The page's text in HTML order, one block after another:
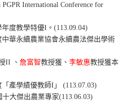
PGPR International Conference for
度教學特優I。 (113.09.04)
中華永續農業協會永續農法傑出學術
II 、 詹富智教授獲、 李敏惠教授獲本
產學績優教師I」 (113.07.03)
十大傑出農業專家(113.06.03)